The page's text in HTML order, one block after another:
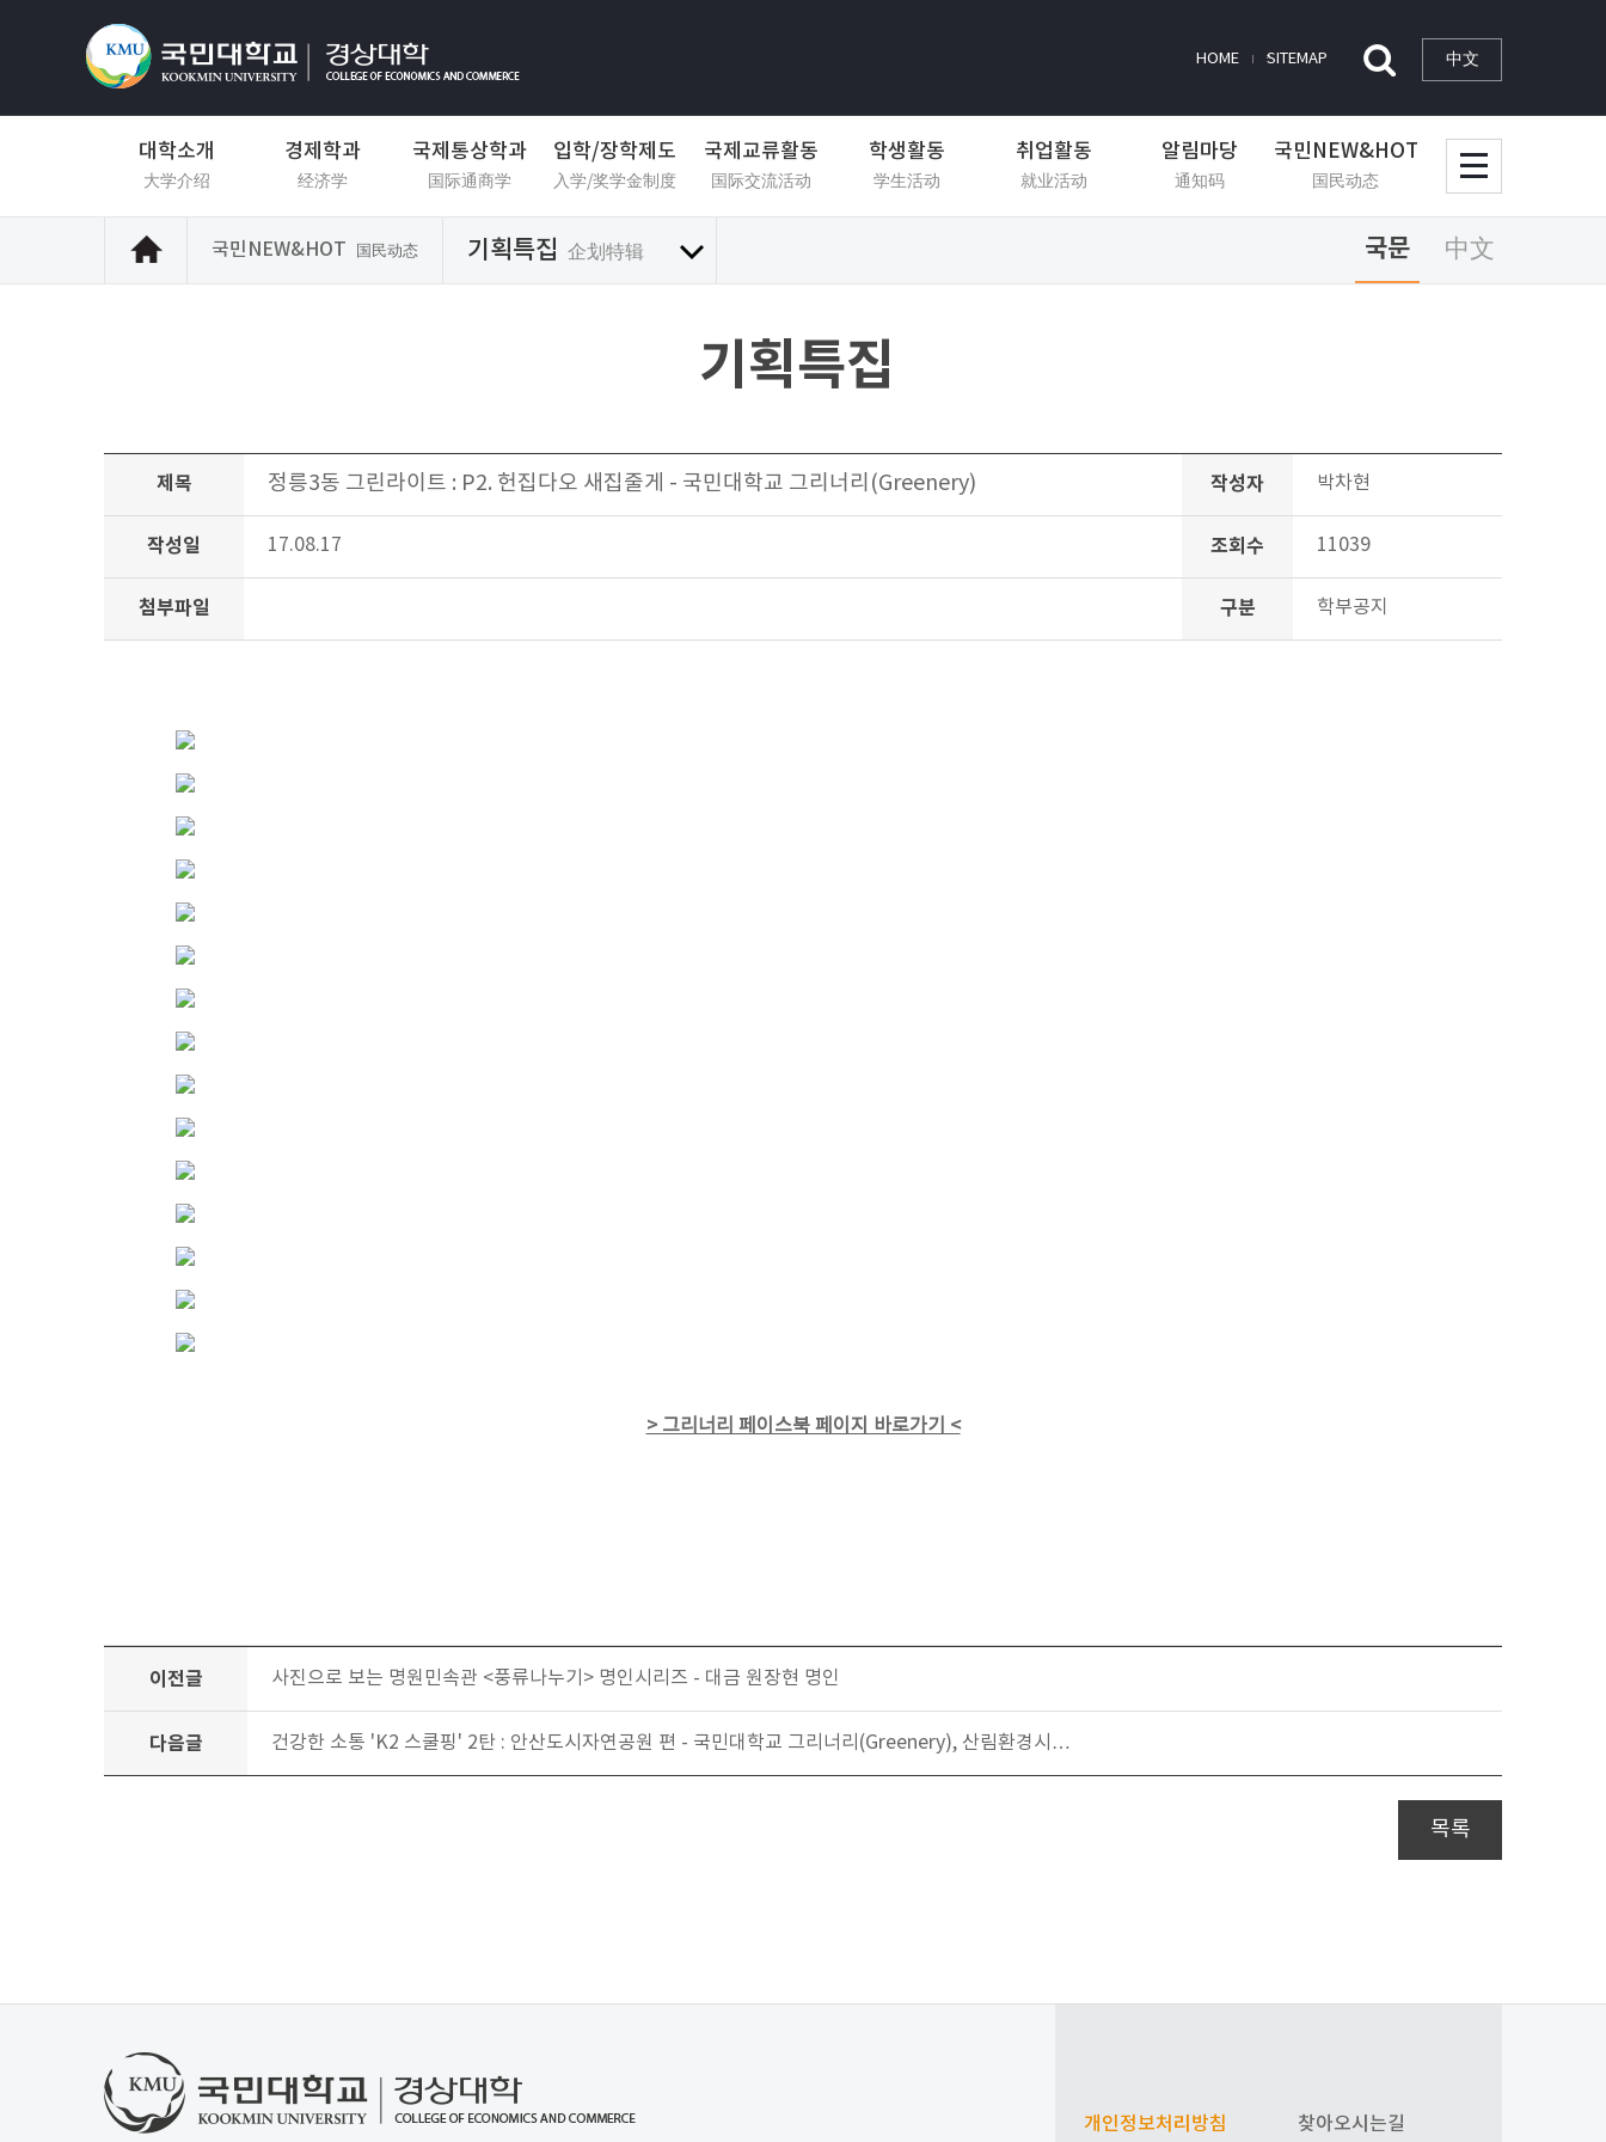
HOME SITEMAP 中文
대학소개
大学介绍
경제학과
经济学
국제통상학과
国际通商学
입학/장학제도
入学/奖学金制度
국제교류활동
国际交流活动
학생활동
学生活动
취업활동
就业活动
알림마당
通知码
국민NEW&HOT
国民动态
국민NEW&HOT 国民动态 기획특집 企划特辑 국문 中文
기획특집
제목 정릉3동 그린라이트 : P2. 헌집다오 새집줄게 - 국민대학교 그리너리(Greenery) 작성자 박차현
작성일 17.08.17 조회수 11039
첨부파일 구분 학부공지
> 그리너리 페이스북 페이지 바로가기 <
이전글 사진으로 보는 명원민속관 <풍류나누기> 명인시리즈 - 대금 원장현 명인
다음글 건강한 소통 'K2 스쿨핑' 2탄 : 안산도시자연공원 편 - 국민대학교 그리너리(Greenery), 산림환경시…
목록
개인정보처리방침 찾아오시는길